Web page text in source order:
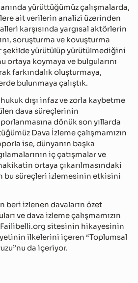
yürüttüğümüz çalışmalarda,
ait verilerin analizi üzerinden
karşısında yargısal aktörlerin
soruşturma ve kovuşturma
yürütülüp yürütülmediğini
ortaya koymaya ve bulgularını
farkındalık oluşturmaya,
bulunmaya çalıştık.
dışı infaz ve zorla kaybetme
dava süreçlerinin
dönük son yıllarda
Dava İzleme çalışmamızın
ise, dünyanın başka
iç çatışmalar ve
ortaya çıkarılmasındaki
bu süreçleri izlemesinin etkisini
beri izlenen davaların özet
ve dava izleme çalışmamızın
sitesinin hikayesinin
ilkelerini içeren “Toplumsal
da içeriyor.